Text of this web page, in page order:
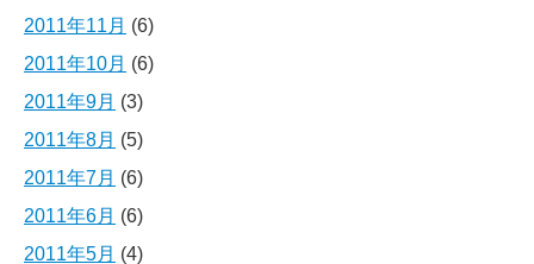
2011年11月 (6)
2011年10月 (6)
2011年9月 (3)
2011年8月 (5)
2011年7月 (6)
2011年6月 (6)
2011年5月 (4)